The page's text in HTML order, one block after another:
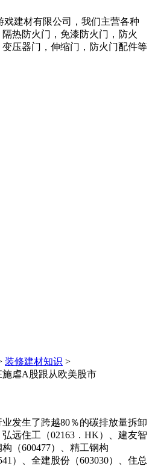
戏建材有限公司，我们主营各种
热防火门，免漆防火门，防火
压器门，伸缩门，防火门配件等
装修建材知识 >
虐A股跟从欧美股市
生了跨越80％的碳排放量拆卸
远住工（02163．HK）、建友智
（600477）、精工钢构
）、全建股份（603030）、住总